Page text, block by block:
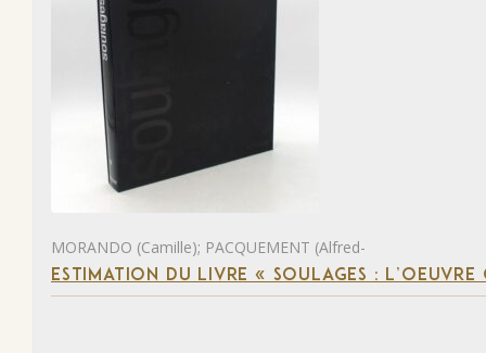
MORANDO (Camille); PACQUEMENT (Alfred-
ESTIMATION DU LIVRE « SOULAGES :